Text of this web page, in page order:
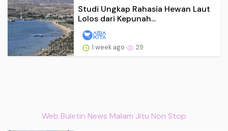
Studi Ungkap Rahasia Hewan Laut
Lolos dari Kepunah...
1 week ago 29
Web Buletin News Malam Jitu Non Stop